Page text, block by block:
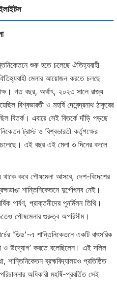
শুরু হতে চলেছে ঐতিহ্যবাহী
মেলার আয়োজন করতে চলছে
গত বছর, অর্থাৎ, ২০২৩ সালে রাজ্য
বিশ্বভারতী ও মহর্ষি দেবেন্দ্রনাথ ঠাকুরের
বিতর্ক। এবারে সেই বিতর্কে দাঁড়ি পড়ছে
ট্রাস্ট ও বিশ্বভারতী কর্তৃপক্ষের
এই বছর এই মেলা ৩ দিনের বদলে
থাকে কবে পৌষমেলা আসবে, দেশ-বিদেশের
শান্তিনিকেতনে দুর্গোৎসব নেই।
পার্বণ, প্রাক্তনীদের পুনর্মিলন তিথি।
পৌষমেলার গুরুত্ব অপরিসীম।
'ডিড'-এ শান্তিনিকেতনে একটি বাৎসরিক
ও উদ্যোগ’ করতে বলেছিলেন। এই দলিল
ব্রহ্মবিদ্যালয়ও প্রতিষ্ঠিত
অধিকারী মহর্ষি-প্রবর্তিত সেই